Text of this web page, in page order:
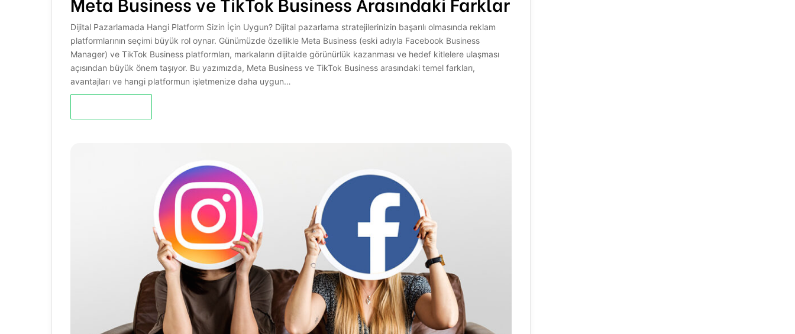
Dijital Pazarlamada Hangi Platform Sizin İçin Uygun? Dijital pazarlama stratejilerinizin başarılı olmasında reklam
platformlarının seçimi büyük rol oynar. Günümüzde özellikle Meta Business (eski adıyla Facebook Business
Manager) ve TikTok Business platformları, markaların dijitalde görünürlük kazanması ve hedef kitlelere ulaşması
açısından büyük önem taşıyor. Bu yazımızda, Meta Business ve TikTok Business arasındaki temel farkları,
avantajları ve hangi platformun işletmenize daha uygun…